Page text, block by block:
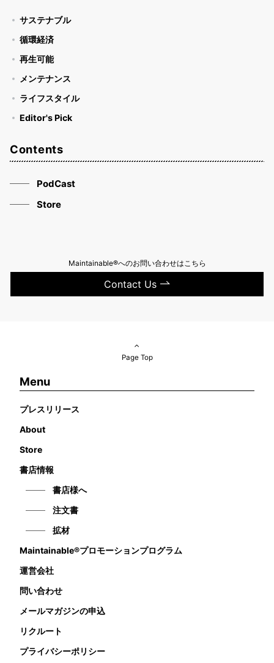
サステナブル
循環経済
再生可能
メンテナンス
ライフスタイル
Editor's Pick
Contents
PodCast
Store
Maintainable®へのお問い合わせはこちら
Contact Us
Page Top
Menu
プレスリリース
About
Store
書店情報
書店様へ
注文書
拡材
Maintainable®プロモーションプログラム
運営会社
問い合わせ
メールマガジンの申込
リクルート
プライバシーポリシー